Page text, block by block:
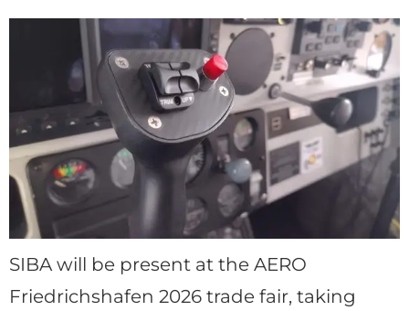
SIBA will be present at the AERO
Friedrichshafen 2026 trade fair, taking